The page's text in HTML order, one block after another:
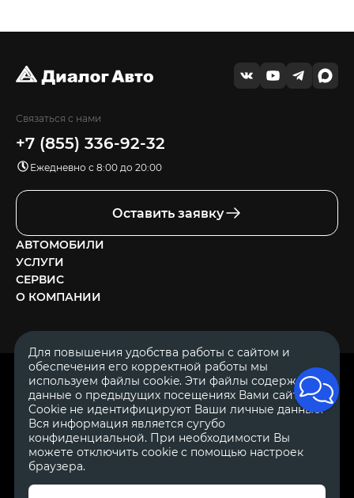
Связаться с нами
+7 (855) 336-92-32
Ежедневно с 8:00 до 20:00
Оставить заявку
АВТОМОБИЛИ
УСЛУГИ
СЕРВИС
О КОМПАНИИ
© 2007—2026 «Диалог Авто» — автосалон. Все права защищены.
Обращаем Ваше внимание на то, что данный Интернет-сайт
носит исключительно информационный характер и ни при
каких условиях не является публичной офертой, определяемой
положениями Статьи 437 Гражданского Кодекса Российской
Федерации.Для получения подробной информации о
продажам автосалонов Диалог Авто. Для получения
ОГРН 1111644005153
ИНН 1644062657
Для повышения удобства работы с сайтом и
обеспечения его корректной работы мы
используем файлы cookie. Эти файлы содержат
данные о предыдущих посещениях Вами сайта.
Cookie не идентифицируют Ваши личные данные.
Вся информация является сугубо
конфиденциальной. При необходимости Вы
можете отключить cookie с помощью настроек
браузера.